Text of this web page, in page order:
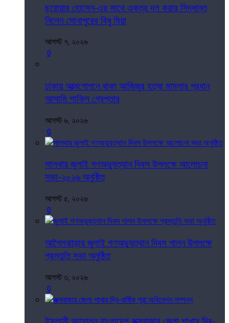
ছরোয়ার হোসেন-এর সাথে একত্র দল করার সিদ্ধান্ত
নিলেন সোনাপুরের বিষু মিয়া
আগস্ট ৭, ২০২৬
0
ঢাকায় আত্মগোপনে থাকা আজিজুর হত্যা মামলার প্রধান
আসামি শাকিল গ্রেপ্তার
আগস্ট ৬, ২০২৬
0
সালথায় জুলাই গণঅভ্যুত্থান দিবস উপলক্ষে আলোচনা
সভা-২০২৬ অনুষ্ঠিত
আগস্ট ৫, ২০২৬
0
আগৈলঝাড়ায় জুলাই গণঅভ্যুত্থান দিবস পালন উপলক্ষে
প্রস্তুতি সভা অনুষ্ঠিত
আগস্ট ৩, ২০২৬
0